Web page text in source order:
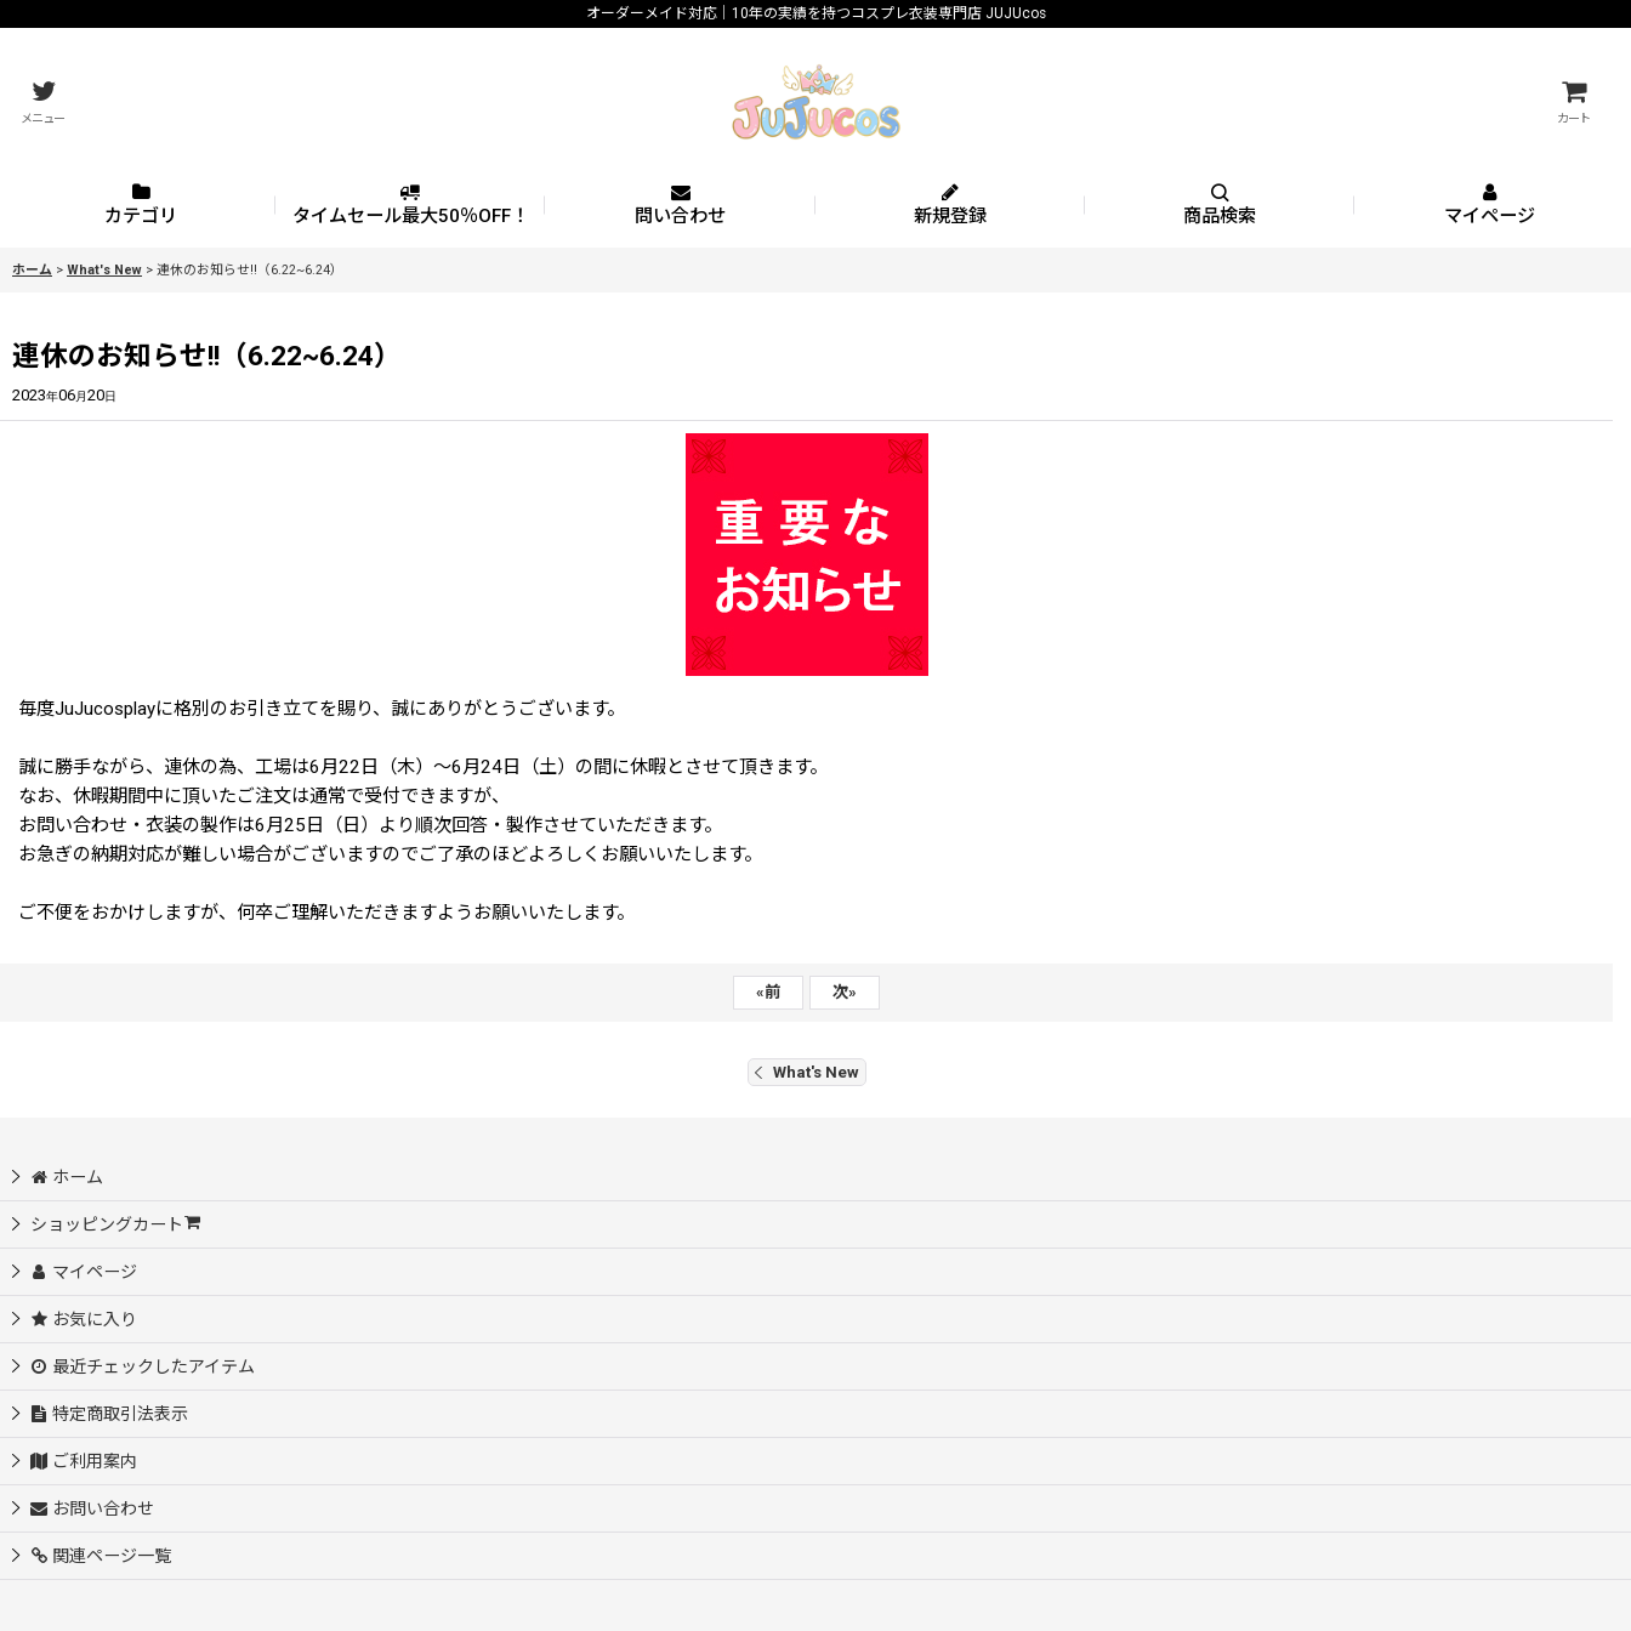
オーダーメイド対応｜10年の実績を持つコスプレ衣装専門店 JUJUcos
メニュー カート
カテゴリ タイムセール最大50％OFF！ 問い合わせ 新規登録 商品検索 マイページ
ホーム > What's New > 連休のお知らせ!!（6.22~6.24）
連休のお知らせ!!（6.22~6.24）
2023年06月20日
毎度JuJucosplayに格別のお引き立てを賜り、誠にありがとうございます。
誠に勝手ながら、連休の為、工場は6月22日（木）～6月24日（土）の間に休暇とさせて頂きます。
なお、休暇期間中に頂いたご注文は通常で受付できますが、
お問い合わせ・衣装の製作は6月25日（日）より順次回答・製作させていただきます。
お急ぎの納期対応が難しい場合がございますのでご了承のほどよろしくお願いいたします。
ご不便をおかけしますが、何卒ご理解いただきますようお願いいたします。
«前 次»
What's New
ホーム
ショッピングカート
マイページ
お気に入り
最近チェックしたアイテム
特定商取引法表示
ご利用案内
お問い合わせ
関連ページ一覧